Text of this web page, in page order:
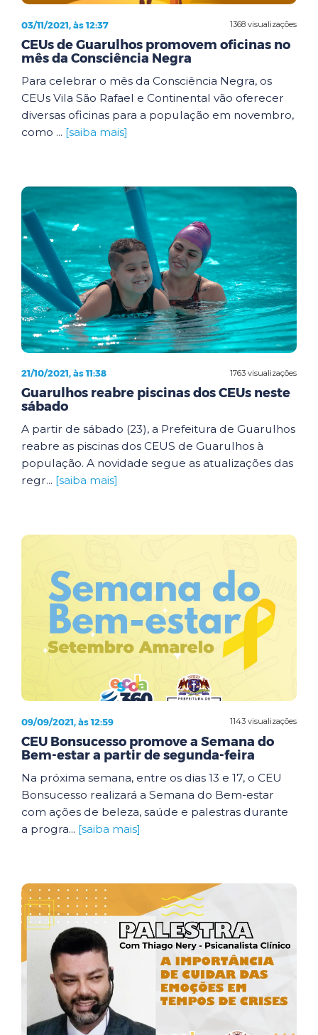
1368 visualizações
03/11/2021, às 12:37
CEUs de Guarulhos promovem oficinas no
mês da Consciência Negra
Para celebrar o mês da Consciência Negra, os
CEUs Vila São Rafael e Continental vão oferecer
diversas oficinas para a população em novembro,
como ... [saiba mais]
1763 visualizações
21/10/2021, às 11:38
Guarulhos reabre piscinas dos CEUs neste
sábado
A partir de sábado (23), a Prefeitura de Guarulhos
reabre as piscinas dos CEUS de Guarulhos à
população. A novidade segue as atualizações das
regr... [saiba mais]
1143 visualizações
09/09/2021, às 12:59
CEU Bonsucesso promove a Semana do
Bem-estar a partir de segunda-feira
Na próxima semana, entre os dias 13 e 17, o CEU
Bonsucesso realizará a Semana do Bem-estar
com ações de beleza, saúde e palestras durante
a progra... [saiba mais]